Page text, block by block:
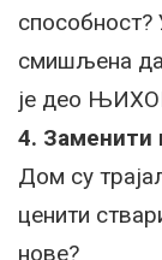
смишљена да
је део
4. Заменити
Дом су
ценити
нове?